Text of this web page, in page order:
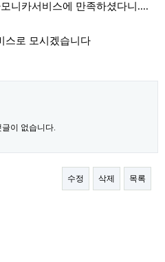
니카서비스에 만족하셨다니....
스로 모시겠습니다
글이 없습니다.
수정 삭제 목록